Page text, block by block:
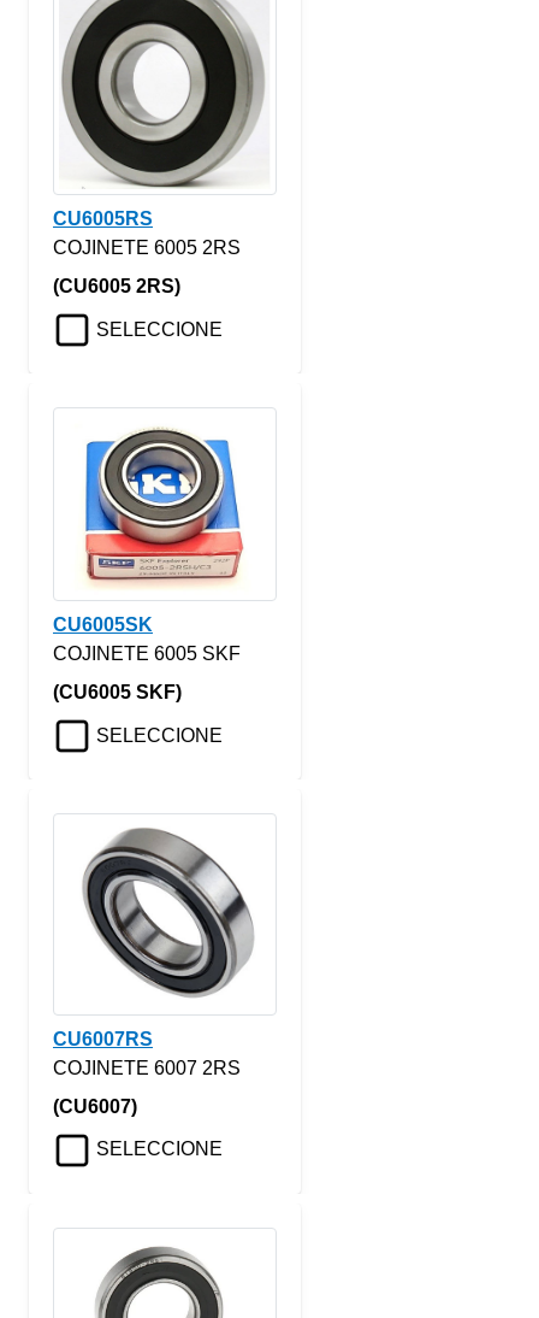
CU6005RS
COJINETE 6005 2RS
(CU6005 2RS)
SELECCIONE
CU6005SK
COJINETE 6005 SKF
(CU6005 SKF)
SELECCIONE
CU6007RS
COJINETE 6007 2RS
(CU6007)
SELECCIONE